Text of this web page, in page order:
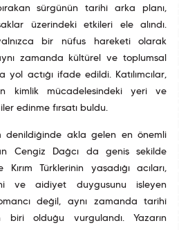
sürgünün tarihî arka planı,
üzerindeki etkileri ele alındı.
bir nüfus hareketi olarak
zamanda kültürel ve toplumsal
yol açtığı ifade edildi. Katılımcılar,
kimlik mücadelesindeki yeri ve
edinme fırsatı buldu.
denildiğinde akla gelen en önemli
Cengiz Dağcı da geniş şekilde
Türklerinin yaşadığı acıları,
ve aidiyet duygusunu işleyen
değil, aynı zamanda tarihî
biri olduğu vurgulandı. Yazarın